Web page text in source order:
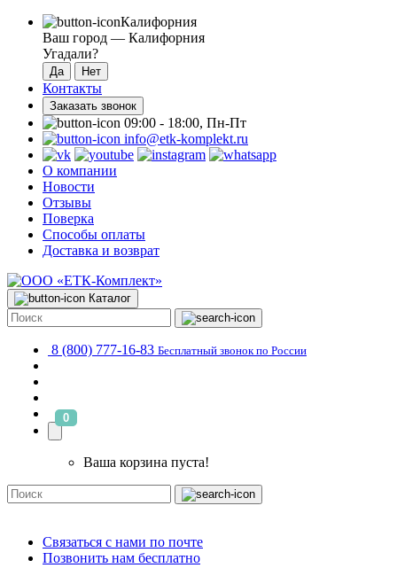
Калифорния
Ваш город — Калифорния
Угадали?
Контакты
Заказать звонок
09:00 - 18:00, Пн-Пт
info@etk-komplekt.ru
О компании
Новости
Отзывы
Поверка
Способы оплаты
Доставка и возврат
Каталог
8 (800) 777-16-83 Бесплатный звонок по России
0
Ваша корзина пуста!
Связаться с нами по почте
Позвонить нам бесплатно